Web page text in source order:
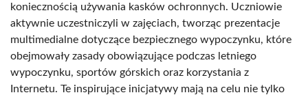
koniecznością używania kasków ochronnych. Uczniowie
aktywnie uczestniczyli w zajęciach, tworząc prezentacje
multimedialne dotyczące bezpiecznego wypoczynku, które
obejmowały zasady obowiązujące podczas letniego
wypoczynku, sportów górskich oraz korzystania z
Internetu. Te inspirujące inicjatywy mają na celu nie tylko